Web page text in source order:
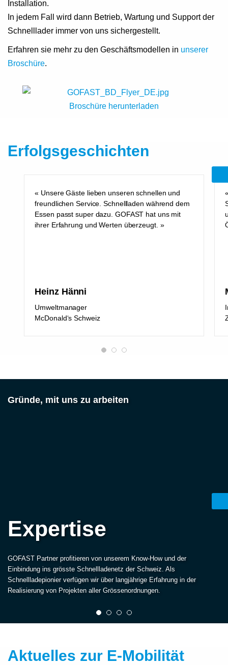
Installation.
In jedem Fall wird dann Betrieb, Wartung und Support der
Schnelllader immer von uns sichergestellt.
Erfahren sie mehr zu den Geschäftsmodellen in unserer
Broschüre.
Broschüre herunterladen
Erfolgsgeschichten
« Unsere Gäste lieben unseren schnellen und
freundlichen Service. Schnellladen während dem
Essen passt super dazu. GOFAST hat uns mit
ihrer Erfahrung und Werten überzeugt. »
Heinz Hänni
Umweltmanager
McDonald‘s Schweiz
Gründe, mit uns zu arbeiten
Expertise
GOFAST Partner profitieren von unserem Know-How und der
Einbindung ins grösste Schnellladenetz der Schweiz. Als
Schnellladepionier verfügen wir über langjährige Erfahrung in der
Realisierung von Projekten aller Grössenordnungen.
Aktuelles zur E-Mobilität